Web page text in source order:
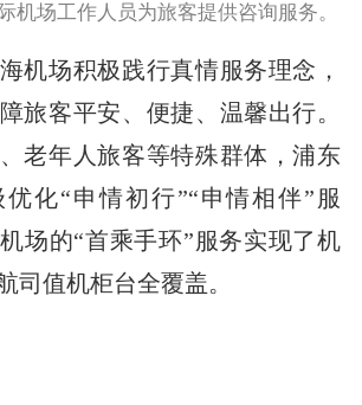
机场工作人员为旅客提供咨询服务。
机场积极践行真情服务理念，
旅客平安、便捷、温馨出行。
老年人旅客等特殊群体，浦东
化“申情初行”“申情相伴”服
场的“首乘手环”服务实现了机
司值机柜台全覆盖。